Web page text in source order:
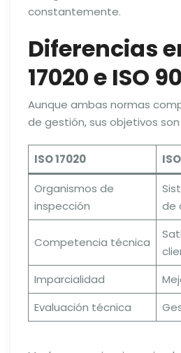
constantemente.
Diferencias
17020 e ISO
Aunque ambas normas
de gestión, sus objetivos
ISO 17020
Organismos de
inspección
de
Competencia técnica
Imparcialidad
Evaluación técnica